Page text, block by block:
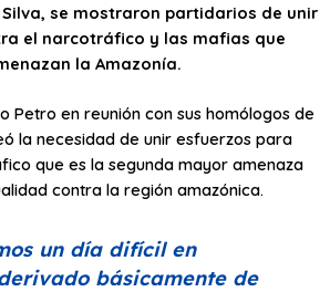
se mostraron partidarios de unir
el narcotráfico y las mafias que
la Amazonía.​
Petro en reunión con sus homólogos de
la necesidad de unir esfuerzos para
que es la segunda mayor amenaza
contra la región amazónica.
un día difícil en
básicamente de